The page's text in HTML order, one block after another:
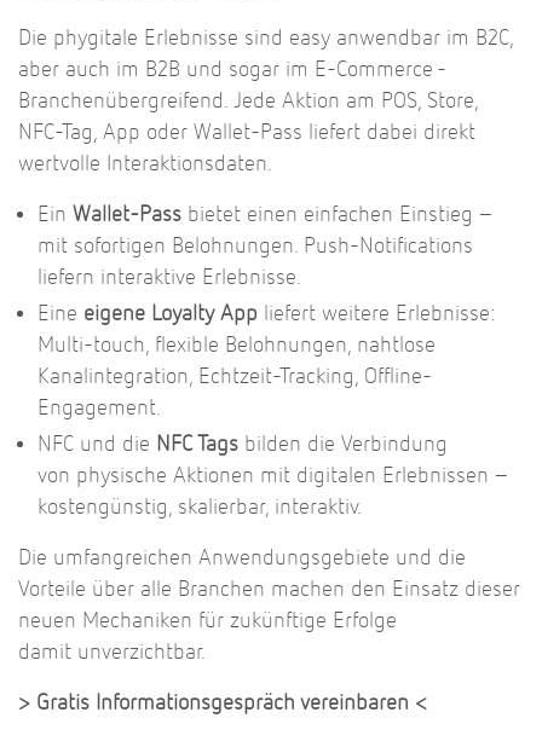
Die phygitale Erlebnisse sind easy anwendbar im B2C,
aber auch im B2B und sogar im E-Commerce -
Branchenübergreifend.
Jede Aktion am POS, Store,
NFC-Tag, App oder Wallet-Pass liefert dabei direkt
wertvolle Interaktionsdaten.
Ein Wallet-Pass bietet einen einfachen Einstieg –
mit sofortigen Belohnungen. Push-Notifications
liefern interaktive Erlebnisse.
Eine eigene Loyalty App liefert weitere Erlebnisse:
Multi-touch, flexible Belohnungen, nahtlose
Kanalintegration, Echtzeit-Tracking, Offline-
Engagement.
NFC und die NFC Tags bilden die Verbindung
von physische Aktionen mit digitalen Erlebnissen –
kostengünstig, skalierbar, interaktiv.
Die umfangreichen Anwendungsgebiete und die
Vorteile über alle Branchen machen den Einsatz dieser
neuen Mechaniken für zukünftige Erfolge
damit unverzichtbar.
> Gratis Informationsgespräch vereinbaren <